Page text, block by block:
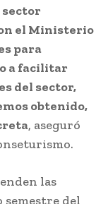
sector
el Ministerio
para
a facilitar
del sector,
obtenido,
, aseguró
las
del